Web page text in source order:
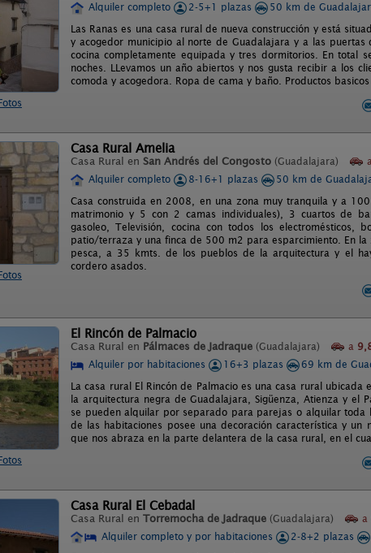
Alquiler completo
2-5+1 plazas 50 km de
Las Ranas es una casa rural de nueva construcción y está
y acogedor municipio al norte de Guadalajara y a las
cocina completamente equipada y tres dormitorios. En total
noches. LLevamos un año abiertos y nos gusta recibir a los
comoda y acogedora. Ropa de cama y baño. Productos
Casa Rural Amelia
Casa Rural en San Andrés del Congosto (Guadalajara)
Alquiler completo
8-16+1 plazas 50 km de
Casa construida en 2008, en una zona muy tranquila y a
matrimonio y 5 con 2 camas individuales), 3 cuartos de
gasoleo, Televisión, cocina con todos los
patio/terraza y una finca de 500 m2 para esparcimiento. En
pesca, a 35 kmts. de los pueblos de la arquitectura y el
cordero asados.
El Rincón de Palmacio
Casa Rural en Pálmaces de Jadraque (Guadalajara) a
Alquiler por habitaciones
16+3 plazas
69 km de
La casa rural El Rincón de Palmacio es una casa rural
la arquitectura negra de Guadalajara, Sigüenza, Atienza y el
se pueden alquilar por separado para parejas o alquilar
de las habitaciones posee una decoración característica y
que nos abraza en la parte delantera de la casa rural, en el
Casa Rural El Cebadal
Casa Rural en Torremocha de Jadraque (Guadalajara) a
Alquiler completo y por habitaciones
2-8+2 plazas